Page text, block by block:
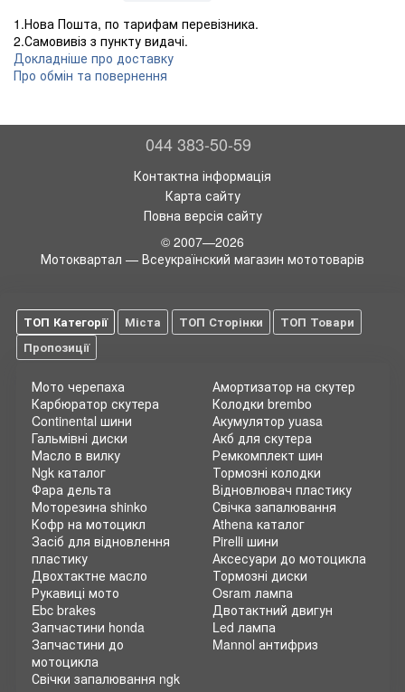
1.Нова Пошта, по тарифам перевізника.
2.Самовивіз з пункту видачі.
Докладніше про доставку
Про обмін та повернення
044 383-50-59
Контактна інформація
Карта сайту
Повна версія сайту
© 2007—2026
Мотоквартал — Всеукраїнский магазин мототоварів
ТОП Категорії Міста ТОП Сторінки
ТОП Товари
Пропозиції
Мото черепаха
Карбюратор скутера
Continental шини
Гальмівні диски
Масло в вилку
Ngk каталог
Фара дельта
Моторезина shinko
Амортизатор на скутер
Колодки brembo
Акумулятор yuasa
Акб для скутера
Ремкомплект шин
Тормозні колодки
Відновлювач пластику
Свічка запалювання
Кофр на мотоцикл
Засіб для відновлення
пластику
Двохтактне масло
Рукавиці мото
Ebc brakes
Запчастини honda
Запчастини до
мотоцикла
Свічки запалювання ngk
Athena каталог
Pirelli шини
Аксесуари до мотоцикла
Тормозні диски
Osram лампа
Двотактний двигун
Led лампа
Mannol антифриз